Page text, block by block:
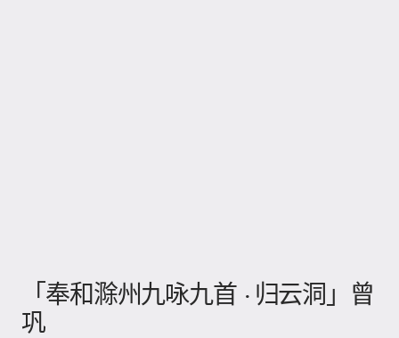
「奉和滁州九咏九首 · 归云洞」曾
巩